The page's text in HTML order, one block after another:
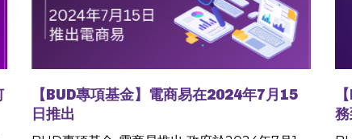
【BUD專項基金】電商易在2024年7月15
日推出